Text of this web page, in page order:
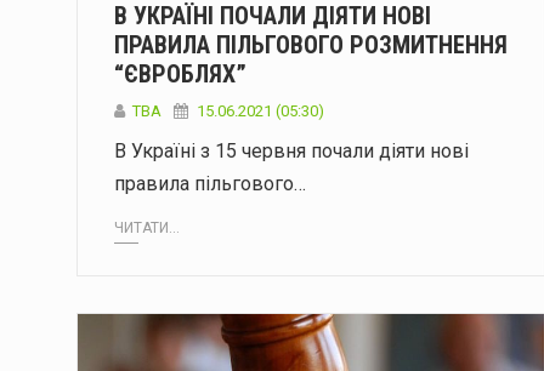
В УКРАЇНІ ПОЧАЛИ ДІЯТИ НОВІ
ПРАВИЛА ПІЛЬГОВОГО РОЗМИТНЕННЯ
“ЄВРОБЛЯХ”
ТВА 15.06.2021 (05:30)
В Україні з 15 червня почали діяти нові
правила пільгового…
ЧИТАТИ...